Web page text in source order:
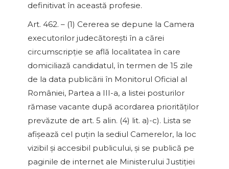
definitivat în această profesie.
Art. 462. – (1) Cererea se depune la Camera
executorilor judecătoreşti în a cărei
circumscripţie se află localitatea în care
domiciliază candidatul, în termen de 15 zile
de la data publicării în Monitorul Oficial al
României, Partea a III-a, a listei posturilor
rămase vacante după acordarea priorităţilor
prevăzute de art. 5 alin. (4) lit. a)-c). Lista se
afişează cel puţin la sediul Camerelor, la loc
vizibil şi accesibil publicului, şi se publică pe
paginile de internet ale Ministerului Justiţiei